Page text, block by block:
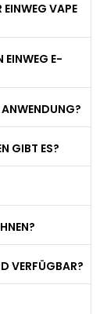
EINWEG VAPE
EINWEG E-
ANWENDUNG?
GIBT ES?
VERFÜGBAR?